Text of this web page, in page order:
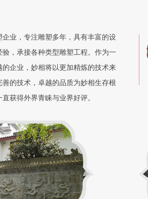
企业，专注雕塑多年，具有丰富的设
验，承接各种类型雕塑工程。作为一
的企业，妙相将以更加精炼的技术来
的技术，卓越的品质为妙相生存根
获得外界青睐与业界好评。